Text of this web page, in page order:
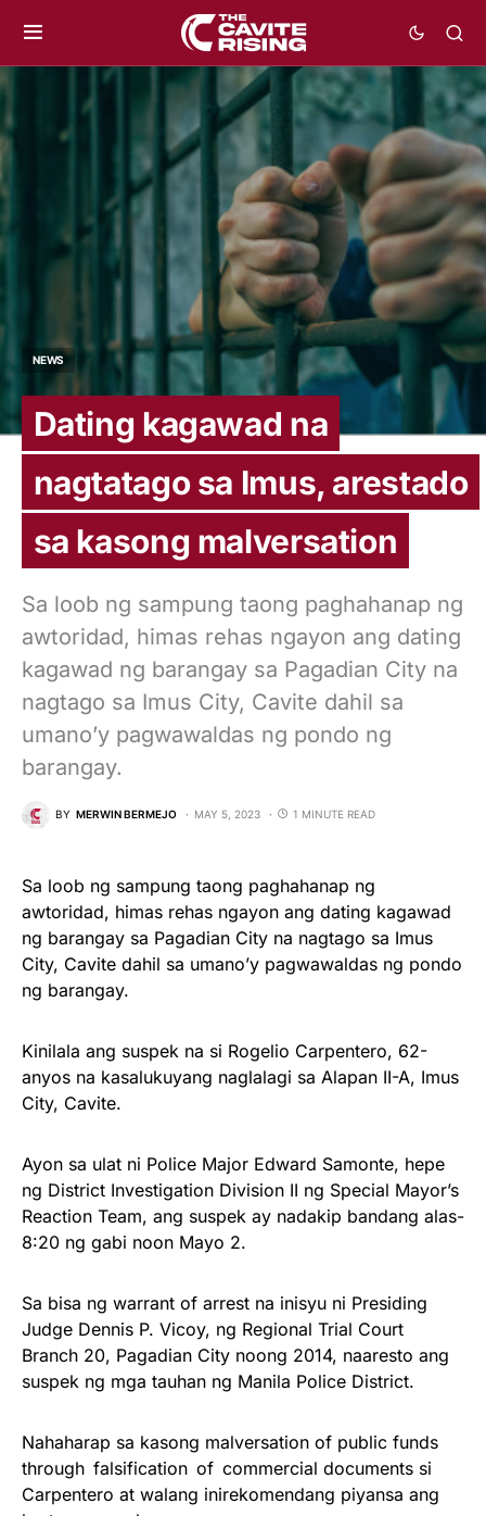
NEWS
Dating kagawad na
nagtatago sa Imus, arestado
sa kasong malversation
Sa loob ng sampung taong paghahanap ng
awtoridad, himas rehas ngayon ang dating
kagawad ng barangay sa Pagadian City na
nagtago sa Imus City, Cavite dahil sa
umano’y pagwawaldas ng pondo ng
barangay.
BY MERWIN BERMEJO MAY 5, 2023 1 MINUTE READ
Sa loob ng sampung taong paghahanap ng
awtoridad, himas rehas ngayon ang dating kagawad
ng barangay sa Pagadian City na nagtago sa Imus
City, Cavite dahil sa umano’y pagwawaldas ng pondo
ng barangay.
Kinilala ang suspek na si Rogelio Carpentero, 62-
anyos na kasalukuyang naglalagi sa Alapan II-A, Imus
City, Cavite.
Ayon sa ulat ni Police Major Edward Samonte, hepe
ng District Investigation Division II ng Special Mayor’s
Reaction Team, ang suspek ay nadakip bandang alas-
8:20 ng gabi noon Mayo 2.
Sa bisa ng warrant of arrest na inisyu ni Presiding
Judge Dennis P. Vicoy, ng Regional Trial Court
Branch 20, Pagadian City noong 2014, naaresto ang
suspek ng mga tauhan ng Manila Police District.
Nahaharap sa kasong malversation of public funds
through falsification of commercial documents si
Carpentero at walang inirekomendang piyansa ang